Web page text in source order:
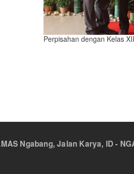
Perpisahan dengan Kelas
Ngabang, Jalan Karya, ID -